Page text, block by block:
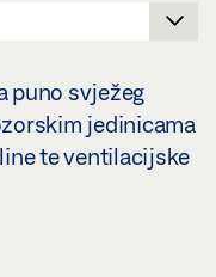
puno svježeg
jedinicama
te ventilacijske